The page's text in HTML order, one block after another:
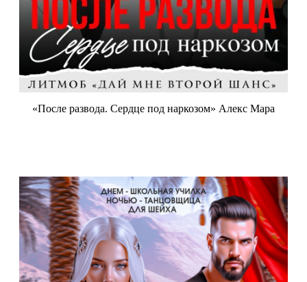
«После развода. Сердце под наркозом» Алекс Мара